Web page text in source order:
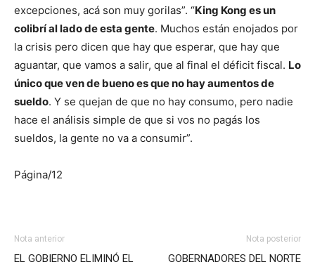
excepciones, acá son muy gorilas”. “King Kong es un
colibrí al lado de esta gente. Muchos están enojados por
la crisis pero dicen que hay que esperar, que hay que
aguantar, que vamos a salir, que al final el déficit fiscal. Lo
único que ven de bueno es que no hay aumentos de
sueldo. Y se quejan de que no hay consumo, pero nadie
hace el análisis simple de que si vos no pagás los
sueldos, la gente no va a consumir”.
Página/12
Nota anterior
EL GOBIERNO ELIMINÓ EL
Nota posterior
GOBERNADORES DEL NORTE